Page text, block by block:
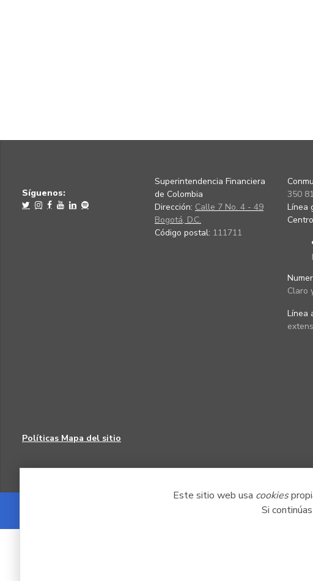
Este sitio web usa cookies
Si
Síguenos:
Superintendencia Financiera
de Colombia
Dirección: Calle 7 No. 4 - 49
Bogotá, D.C.
Código postal: 111711
350
Línea
Claro
Línea
Políticas Mapa del sitio